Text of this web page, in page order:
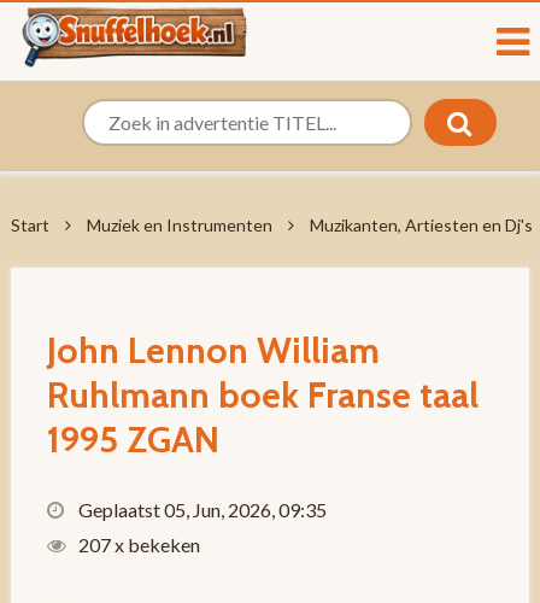
Start Muziek en Instrumenten Muzikanten, Artiesten en Dj's
John Lennon William
Ruhlmann boek Franse taal
1995 ZGAN
Geplaatst 05, Jun, 2026, 09:35
207 x bekeken